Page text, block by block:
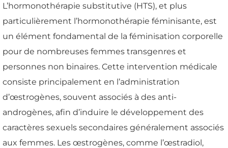
L’hormonothérapie substitutive (HTS), et plus
particulièrement l’hormonothérapie féminisante, est
un élément fondamental de la féminisation corporelle
pour de nombreuses femmes transgenres et
personnes non binaires. Cette intervention médicale
consiste principalement en l’administration
d’œstrogènes, souvent associés à des anti-
androgènes, afin d’induire le développement des
caractères sexuels secondaires généralement associés
aux femmes. Les œstrogènes, comme l’œstradiol,